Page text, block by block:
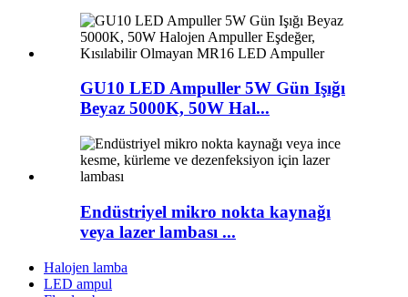
GU10 LED Ampuller 5W Gün Işığı
Beyaz 5000K, 50W Hal...
Endüstriyel mikro nokta kaynağı
veya lazer lambası ...
Halojen lamba
LED ampul